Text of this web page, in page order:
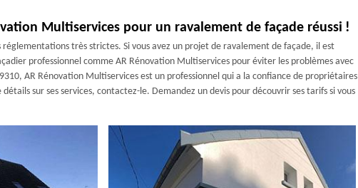
Multiservices pour un ravalement de façade réussi !
très strictes. Si vous avez un projet de ravalement de façade, il est
professionnel comme AR Rénovation Multiservices pour éviter les problèmes avec
AR Rénovation Multiservices est un professionnel qui a la confiance de propriétaires
sur ses services, contactez-le. Demandez un devis pour découvrir ses tarifs si vous